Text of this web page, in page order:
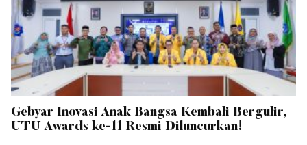
Gebyar Inovasi Anak Bangsa Kembali Bergulir,
UTU Awards ke-11 Resmi Diluncurkan!